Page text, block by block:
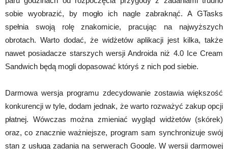
sobie wyobrazić, by mogło ich nagle zabraknąć. A GTasks
spełnia swoją rolę znakomicie, pracując na najwyższych
obrotach. Warto dodać, że widżetów aplikacji jest kilka, także
nawet posiadacze starszych wersji Androida niż 4.0 Ice Cream
Sandwich będą mogli dopasować któryś z nich pod siebie.
Darmowa wersja programu zdecydowanie zostawia większość
konkurencji w tyle, dodam jednak, że warto rozważyć zakup opcji
płatnej. Wówczas można zmieniać wygląd widżetów (skórek)
oraz, co znacznie ważniejsze, program sam synchronizuje swój
stan z usługą zadania na serwerach Google. W wersji darmowej